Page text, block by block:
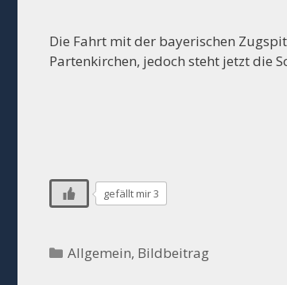
Die Fahrt mit der bayerischen
Partenkirchen, jedoch steht jetzt die
gefällt mir 3
Kategorien
Allgemein, Bildbeitrag